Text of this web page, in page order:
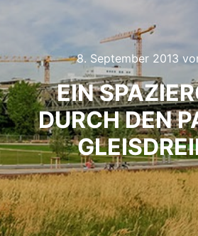
8. September 2013
EIN
DURCH DEN